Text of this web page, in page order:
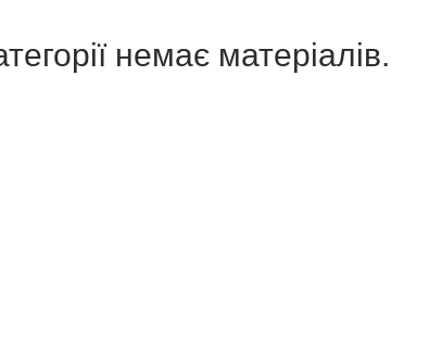
немає матеріалів.